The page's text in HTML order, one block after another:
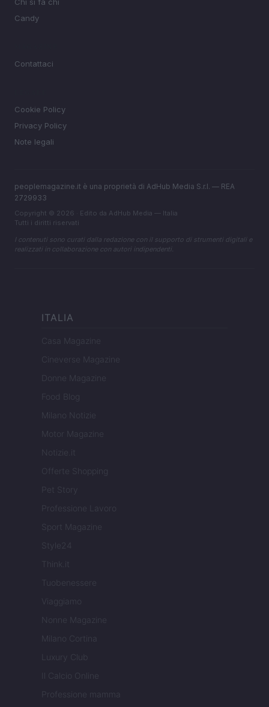
Candy
Contattaci
Cookie Policy
Privacy Policy
Note legali
peoplemagazine.it è una proprietà di AdHub Media S.r.l. — REA
2729933
Copyright © 2026 · Edito da AdHub Media — Italia
Tutti i diritti riservati
I contenuti sono curati dalla redazione con il supporto di strumenti digitali e
realizzati in collaborazione con autori indipendenti.
ITALIA
Casa Magazine
Cineverse Magazine
Donne Magazine
Food Blog
Milano Notizie
Motor Magazine
Notizie.it
Offerte Shopping
Pet Story
Professione Lavoro
Sport Magazine
Style24
Think.it
Tuobenessere
Viaggiamo
Nonne Magazine
Milano Cortina
Luxury Club
Il Calcio Online
Professione mamma